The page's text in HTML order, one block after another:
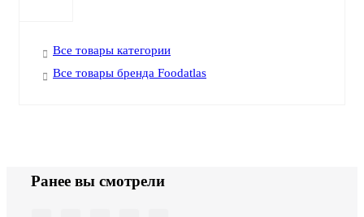
Все товары категории
Все товары бренда Foodatlas
Ранее вы смотрели